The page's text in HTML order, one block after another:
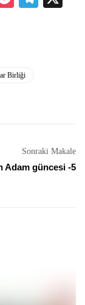
Birliği
Sonraki Makale
Adam güncesi -5